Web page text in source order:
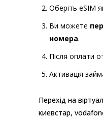
Оберіть eSIM
Ви можете
номера.
Після оплати
Активація
Перехід на
киевстар,